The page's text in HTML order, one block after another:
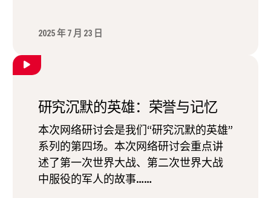
2025 年 7 月 23 日
研究沉默的英雄：荣誉与记忆
本次网络研讨会是我们“研究沉默的英雄”
系列的第四场。本次网络研讨会重点讲
述了第一次世界大战、第二次世界大战
中服役的军人的故事……